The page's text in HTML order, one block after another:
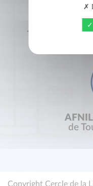
+33 (0) 1 44 41
AFNIL
de
Copyright Cercle de la